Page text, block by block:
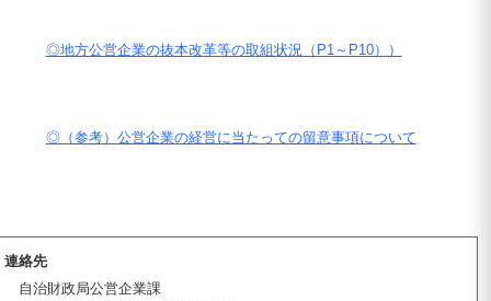
◎地方公営企業の抜本改革等の取組状況（P1～P10））
◎（参考）公営企業の経営に当たっての留意事項について
連絡先
自治財政局公営企業課